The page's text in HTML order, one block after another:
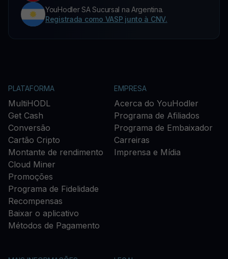
YouHodler SA Sucursal na Argentina.
Registrada como VASP junto à CNV.
PLATAFORMA
MultiHODL
Get Cash
Conversão
Cartão Cripto
Montante de rendimento
Cloud Miner
Promoções
Programa de Fidelidade
Recompensas
Baixar o aplicativo
Métodos de Pagamento
EMPRESA
Acerca do YouHodler
Programa de Afiliados
Programa de Embaixador
Carreiras
Imprensa e Mídia